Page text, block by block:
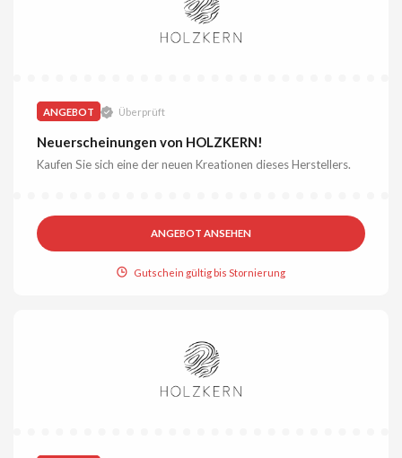
ANGEBOT Überprüft
Neuerscheinungen von HOLZKERN!
Kaufen Sie sich eine der neuen Kreationen dieses Herstellers.
ANGEBOT ANSEHEN
Gutschein gültig bis Stornierung